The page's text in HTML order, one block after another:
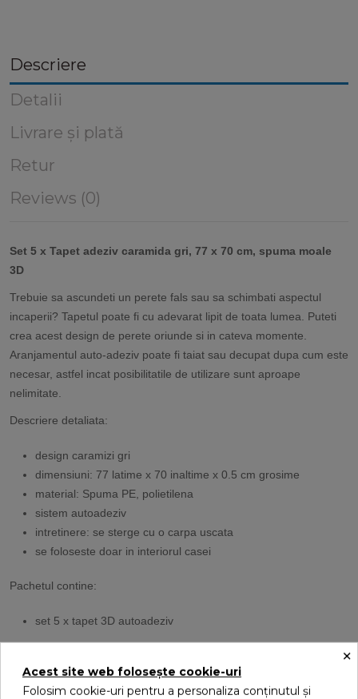
Descriere
Detalii
Livrare și plată
Retur
Reviews (0)
Set 5 x Tapet adeziv caramida gri, 77 x 70 cm, spuma moale
3D​
Trebuie sa ascundeti un perete fals sau sa schimbati aspectul
incaperii? Tapetul poate fi cu adevarat lipit de toata lumea. Puteti
crea acest design de perete oriunde si in cateva momente.
Aranjamentul auto-adeziv poate fi taiat sau decupat dupa cum este
necesar, astfel incat posibilitatile de utilizare sunt aproape
nelimitate.
Descriere detaliata:
design caramizi gri
dimensiuni: 77 latime x 70 inaltime x 0.5 cm grosime
material: Spuma PE, polietilena
sistem autoadeziv
intretinere: se sterge cu o carpa uscata
se foloseste doar in interiorul casei
Pachetul contine:
set 5 x tapet 3D autoadeziv
×
Acest site web folosește cookie-uri
Folosim cookie-uri pentru a personaliza conținutul și